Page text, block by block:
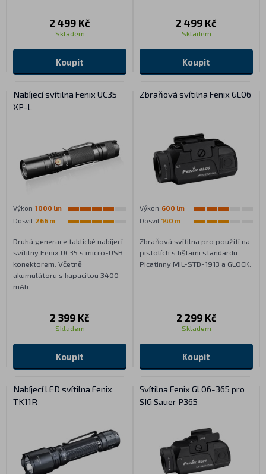
2 499 Kč
Skladem
Koupit
2 499 Kč
Skladem
Koupit
Nabíjecí svítilna Fenix UC35
XP-L
Výkon 1000 lm
Dosvit 266 m
Druhá generace taktické nabíjecí
svítilny Fenix UC35 s micro-USB
konektorem. Včetně
akumulátoru s kapacitou 3400
mAh.
2 399 Kč
Skladem
Koupit
Zbraňová svítilna Fenix GL06
Výkon 600 lm
Dosvit 140 m
Zbraňová svítilna pro použití na
pistolích s lištami standardu
Picatinny MIL-STD-1913 a GLOCK.
2 299 Kč
Skladem
Koupit
Nabíjecí LED svítilna Fenix
TK11R
Svítilna Fenix GL06-365 pro
SIG Sauer P365